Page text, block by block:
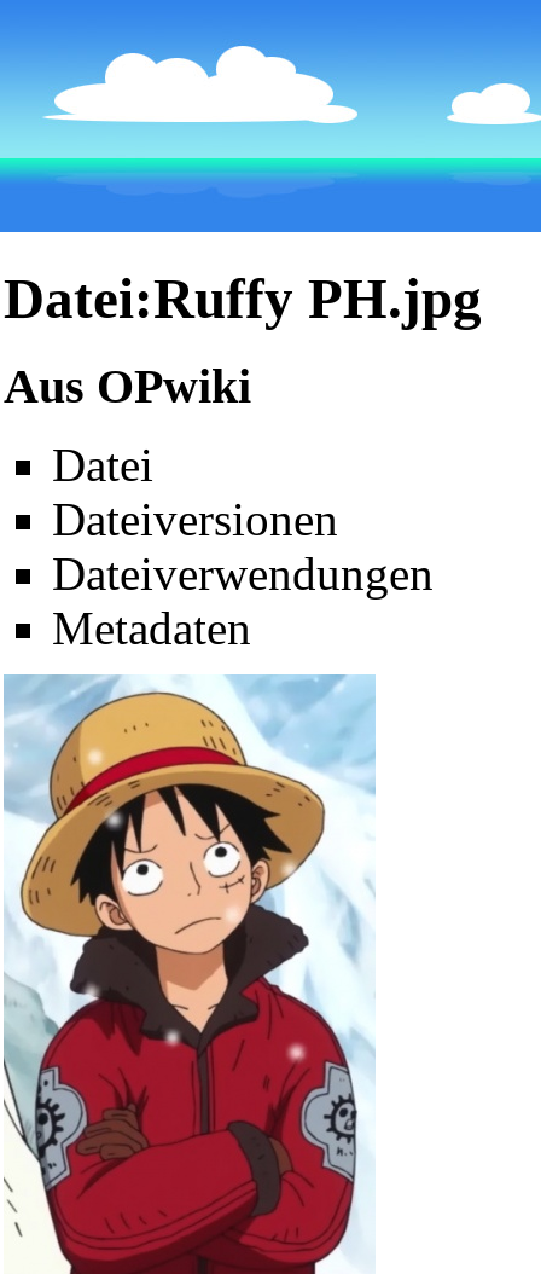
Datei:Ruffy PH.jpg
Aus OPwiki
Datei
Dateiversionen
Dateiverwendungen
Metadaten